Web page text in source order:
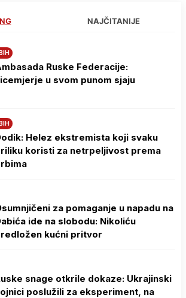
NAJČITANIJE
Ruske Federacije:
u svom punom sjaju
Helez ekstremista koji svaku
koristi za netrpeljivost prema
za pomaganje u napadu na
ide na slobodu: Nikoliću
kućni pritvor
snage otkrile dokaze: Ukrajinski
poslužili za eksperiment, na